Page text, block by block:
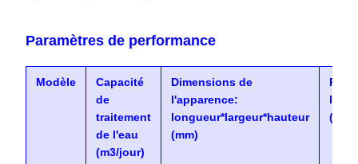
Paramètres de performance
Modèle
Capacité
de
traitement
de l'eau
(m3/jour)
Dimensions de
l'apparence:
longueur*largeur*hauteur
(mm)
(t)